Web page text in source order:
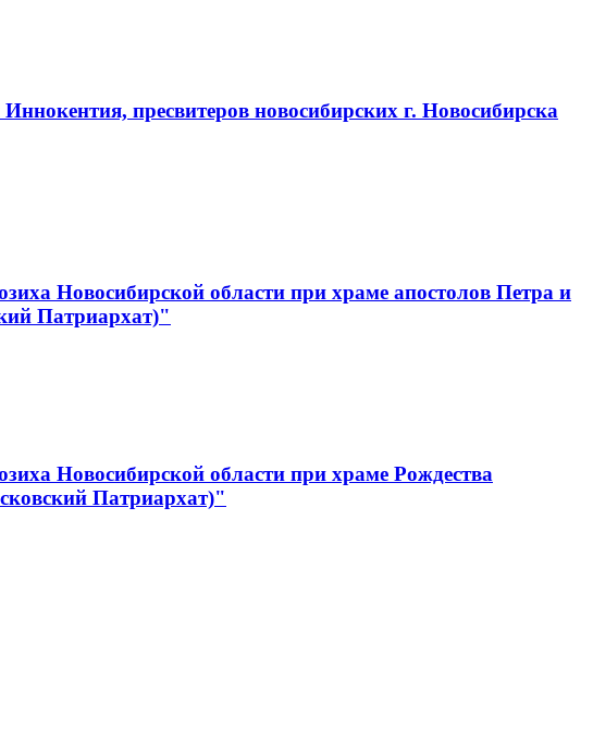
пресвитеров новосибирских г. Новосибирска
Новосибирской области при храме апостолов Петра и
Патриархат)"
Новосибирской области при храме Рождества
Патриархат)"